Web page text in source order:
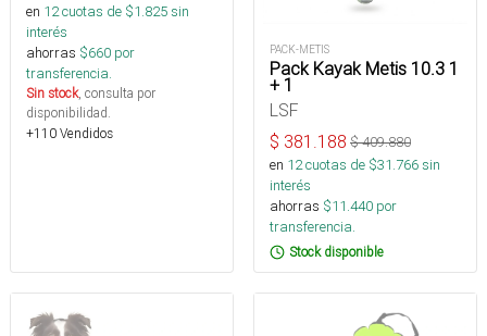
en 12cuotas de $1.825sin
interés
ahorras $660 por
transferencia.
Sin stock, consulta por
disponibilidad.
+110 Vendidos
PACK-METIS
Pack Kayak Metis 10.3 1
+ 1
LSF
$ 381.188 $409.880
en 12cuotas de $31.766sin
interés
ahorras $11.440 por
transferencia.
Stock disponible